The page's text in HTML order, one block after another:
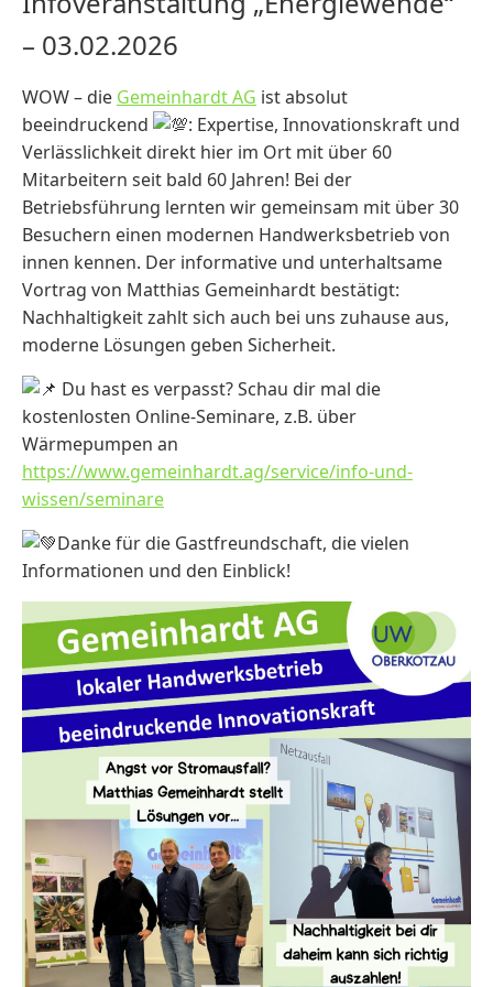
– 03.02.2026
WOW – die Gemeinhardt AG ist absolut
beeindruckend
: Expertise, Innovationskraft und
Verlässlichkeit direkt hier im Ort mit über 60
Mitarbeitern seit bald 60 Jahren! Bei der
Betriebsführung lernten wir gemeinsam mit über 30
Besuchern einen modernen Handwerksbetrieb von
innen kennen. Der informative und unterhaltsame
Vortrag von Matthias Gemeinhardt bestätigt:
Nachhaltigkeit zahlt sich auch bei uns zuhause aus,
moderne Lösungen geben Sicherheit.
Du hast es verpasst? Schau dir mal die
kostenlosten Online-Seminare, z.B. über
Wärmepumpen an
https://www.gemeinhardt.ag/service/info-und-
wissen/seminare
Danke für die Gastfreundschaft, die vielen
Informationen und den Einblick!